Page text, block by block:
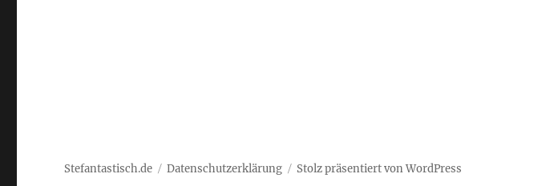
Stefantastisch.de Datenschutzerklärung Stolz präsentiert von WordPress